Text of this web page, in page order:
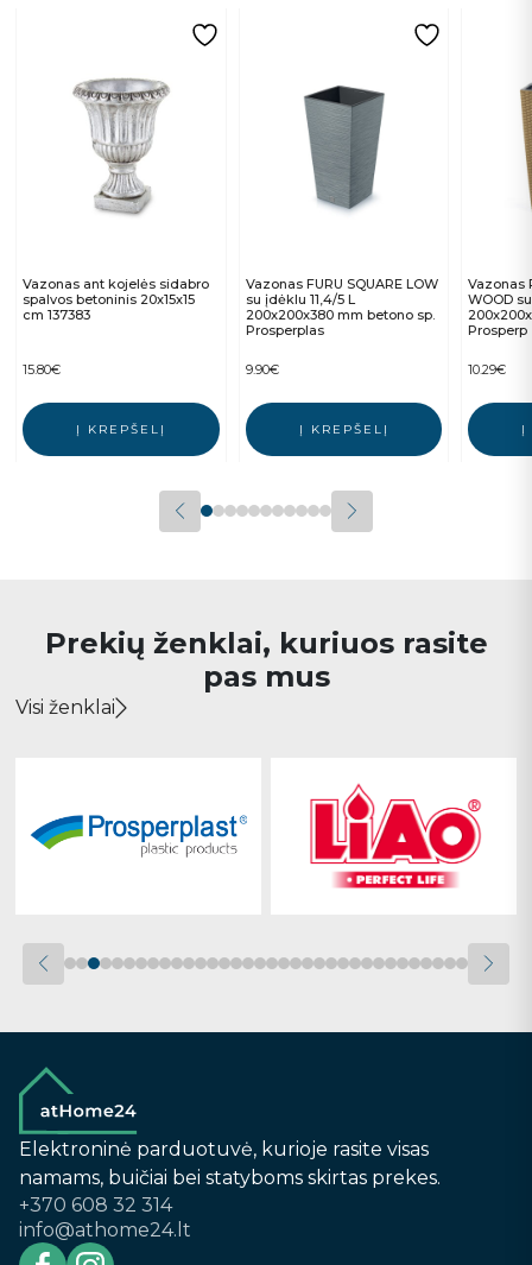
Vazonas ant kojelės sidabro
spalvos betoninis 20x15x15
cm 137383
15.80€
Į KREPŠELĮ
Vazonas FURU SQUARE LOW
su įdėklu 11,4/5 L
200x200x380 mm betono sp.
Prosperplas
9.90€
Į KREPŠELĮ
Vazonas
WOOD
Prosperp
10.29€
Į
Prekių ženklai, kuriuos rasite
pas mus
Visi ženklai
Elektroninė parduotuvė, kurioje rasite visas
namams, buičiai bei statyboms skirtas prekes.
+370 608 32 314
info@athome24.lt